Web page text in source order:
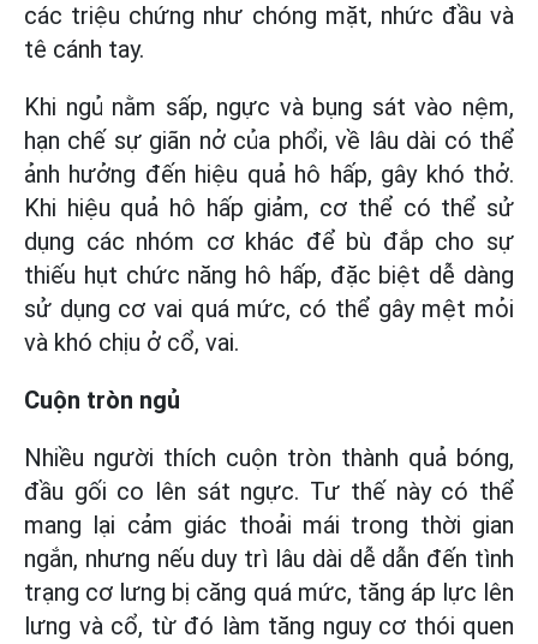
các triệu chứng như chóng mặt, nhức đầu và
tê cánh tay.
Khi ngủ nằm sấp, ngực và bụng sát vào nệm,
hạn chế sự giãn nở của phổi, về lâu dài có thể
ảnh hưởng đến hiệu quả hô hấp, gây khó thở.
Khi hiệu quả hô hấp giảm, cơ thể có thể sử
dụng các nhóm cơ khác để bù đắp cho sự
thiếu hụt chức năng hô hấp, đặc biệt dễ dàng
sử dụng cơ vai quá mức, có thể gây mệt mỏi
và khó chịu ở cổ, vai.
Cuộn tròn ngủ
Nhiều người thích cuộn tròn thành quả bóng,
đầu gối co lên sát ngực. Tư thế này có thể
mang lại cảm giác thoải mái trong thời gian
ngắn, nhưng nếu duy trì lâu dài dễ dẫn đến tình
trạng cơ lưng bị căng quá mức, tăng áp lực lên
lưng và cổ, từ đó làm tăng nguy cơ thói quen